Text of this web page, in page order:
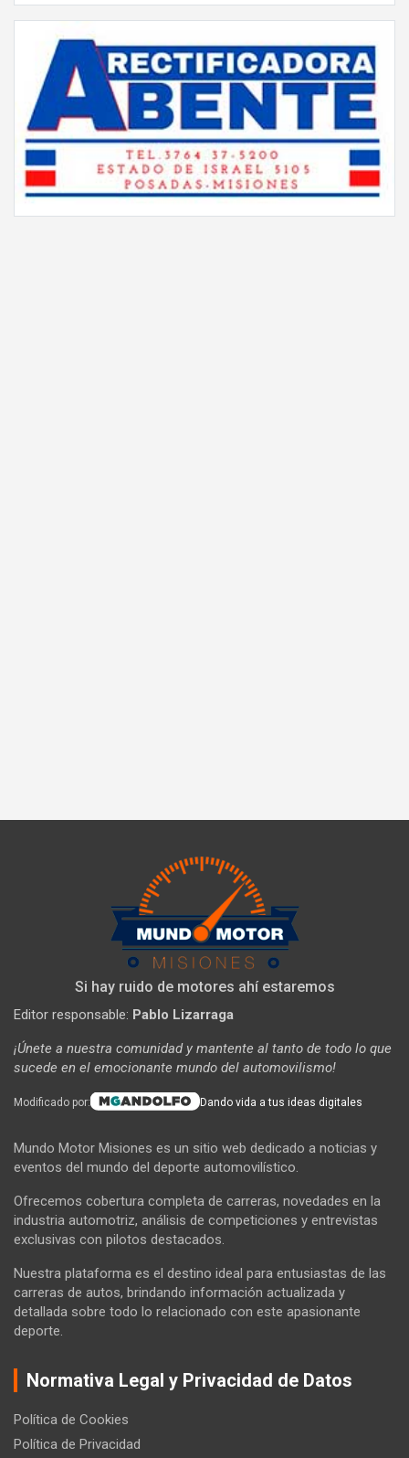
Si hay ruido de motores ahí estaremos
Editor responsable: Pablo Lizarraga
¡Únete a nuestra comunidad y mantente al tanto de todo lo que
sucede en el emocionante mundo del automovilismo!
Modificado por: Dando vida a tus ideas digitales
Mundo Motor Misiones es un sitio web dedicado a noticias y
eventos del mundo del deporte automovilístico.
Ofrecemos cobertura completa de carreras, novedades en la
industria automotriz, análisis de competiciones y entrevistas
exclusivas con pilotos destacados.
Nuestra plataforma es el destino ideal para entusiastas de las
carreras de autos, brindando información actualizada y
detallada sobre todo lo relacionado con este apasionante
deporte.
Normativa Legal y Privacidad de Datos
Política de Cookies
Política de Privacidad